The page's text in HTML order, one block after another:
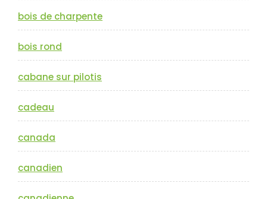
bois de charpente
bois rond
cabane sur pilotis
cadeau
canada
canadien